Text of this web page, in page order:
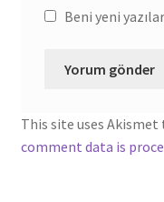
Beni yeni
This site uses Akismet
comment data is